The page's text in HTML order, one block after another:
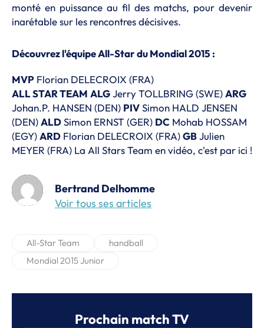
monté en puissance au fil des matchs, pour devenir
inarétable sur les rencontres décisives.
Découvrez l'équipe All-Star du Mondial 2015 :
MVP Florian DELECROIX (FRA)
ALL STAR TEAM ALGJerry TOLLBRING (SWE)ARG
Johan.P. HANSEN (DEN) PIVSimon HALD JENSEN
(DEN)ALDSimon ERNST (GER) DC Mohab HOSSAM
(EGY)ARD Florian DELECROIX (FRA)GBJulien
MEYER (FRA) La All Stars Team en vidéo, c'est par ici !
Bertrand Delhomme
Voir tous ses articles
All-Star Team
handball
Mondial 2015 Junior
Prochain match TV